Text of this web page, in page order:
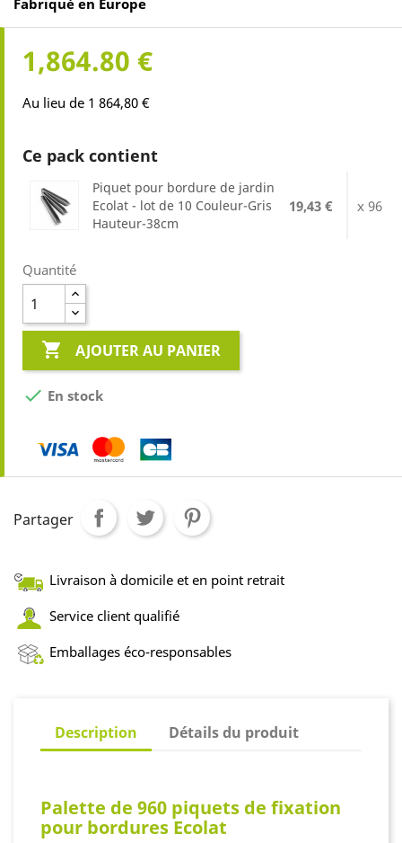
Fabriqué en Europe
1,864.80 €
Au lieu de 1 864,80 €
Ce pack contient
Piquet pour bordure de jardin
Ecolat - lot de 10 Couleur-Gris
Hauteur-38cm
19,43 € x 96
Quantité
 AJOUTER AU PANIER
 En stock
Partager
Livraison à domicile et en point retrait
Service client qualifié
Emballages éco-responsables
Description Détails du produit
Palette de 960 piquets de fixation
pour bordures Ecolat